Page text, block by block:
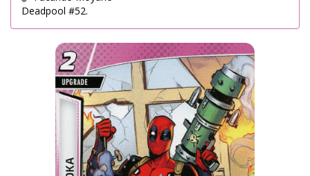
Deadpool #52.